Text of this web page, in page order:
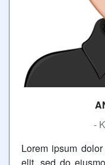
-
Lorem ipsum